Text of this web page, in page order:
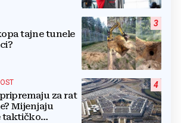
3
tajne tunele
4
za rat
Mijenjaju
taktičko